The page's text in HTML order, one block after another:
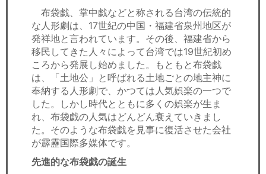
経済ニュース
労務顧問
ＩＴ
飲食店情報
布袋戯、掌中戯などと称される台湾の伝統的
な人形劇は、17世紀の中国・福建省泉州地区が
発祥地と言われています。その後、福建省から
移民してきた人々によって台湾では19世紀初め
ころから発展し始めました。もともと布袋戯
は、「土地公」と呼ばれる土地ごとの地主神に
奉納する人形劇で、かつては人気娯楽の一つで
した。しかし時代とともに多くの娯楽が生ま
れ、布袋戯の人気はどんどん衰えていきまし
た。そのような布袋戯を見事に復活させた会社
が霹靂国際多媒体です。
先進的な布袋戯の誕生